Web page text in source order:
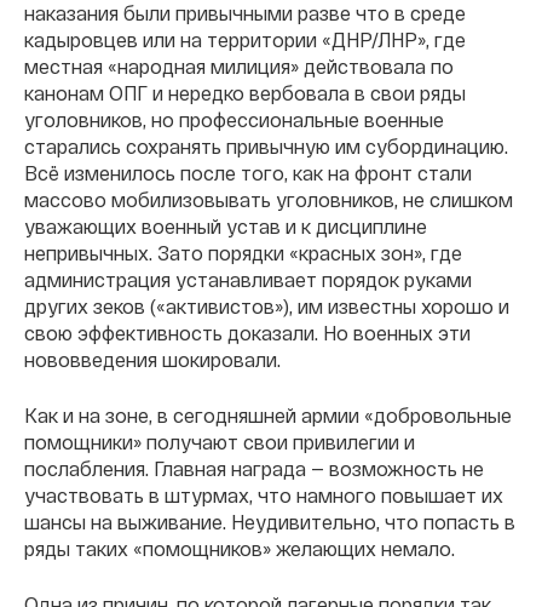
наказания были привычными разве что в среде
кадыровцев или на территории «ДНР/ЛНР», где
местная «народная милиция» действовала по
канонам ОПГ и нередко вербовала в свои ряды
уголовников, но профессиональные военные
старались сохранять привычную им субординацию.
Всё изменилось после того, как на фронт стали
массово мобилизовывать уголовников, не слишком
уважающих военный устав и к дисциплине
непривычных. Зато порядки «красных зон», где
администрация устанавливает порядок руками
других зеков («активистов»), им известны хорошо и
свою эффективность доказали. Но военных эти
нововведения шокировали.
Как и на зоне, в сегодняшней армии «добровольные
помощники» получают свои привилегии и
послабления. Главная награда — возможность не
участвовать в штурмах, что намного повышает их
шансы на выживание. Неудивительно, что попасть в
ряды таких «помощников» желающих немало.